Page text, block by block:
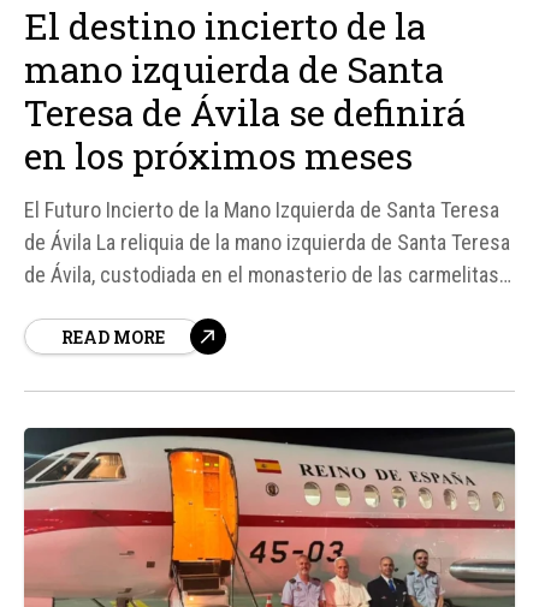
El destino incierto de la
mano izquierda de Santa
Teresa de Ávila se definirá
en los próximos meses
El Futuro Incierto de la Mano Izquierda de Santa Teresa
de Ávila La reliquia de la mano izquierda de Santa Teresa
de Ávila, custodiada en el monasterio de las carmelitas
incierto debido a la falta de vocaciones que amenaza
READ MORE